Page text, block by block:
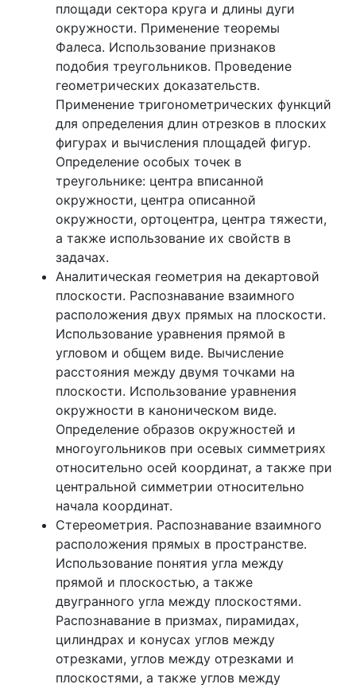
площади сектора круга и длины дуги
окружности. Применение теоремы
Фалеса. Использование признаков
подобия треугольников. Проведение
геометрических доказательств.
Применение тригонометрических функций
для определения длин отрезков в плоских
фигурах и вычисления площадей фигур.
Определение особых точек в
треугольнике: центра вписанной
окружности, центра описанной
окружности, ортоцентра, центра тяжести,
а также использование их свойств в
задачах.
Аналитическая геометрия на декартовой
плоскости. Распознавание взаимного
расположения двух прямых на плоскости.
Использование уравнения прямой в
угловом и общем виде. Вычисление
расстояния между двумя точками на
плоскости. Использование уравнения
окружности в каноническом виде.
Определение образов окружностей и
многоугольников при осевых симметриях
относительно осей координат, а также при
центральной симметрии относительно
начала координат.
Стереометрия. Распознавание взаимного
расположения прямых в пространстве.
Использование понятия угла между
прямой и плоскостью, а также
двугранного угла между плоскостями.
Распознавание в призмах, пирамидах,
цилиндрах и конусах углов между
отрезками, углов между отрезками и
плоскостями, а также углов между